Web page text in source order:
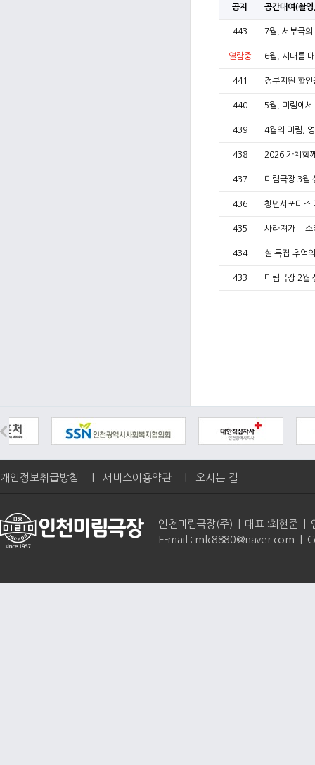
공지 공간대여(촬
443 7월, 서부극
열람중 6월, 시대를
441 정부지원 할
440 5월, 미림에
439 4월의 미림,
438 2026 가치함
437 미림극장 3월
436 청년서포터즈
435 사라져가는
434 설 특집-추억
433 미림극장 2월
개인정보취급방침 서비스이용약관 오시는 길
인천미림극장(주) | 대표 :최현준 |
E-mail : mlc8880@naver.com |